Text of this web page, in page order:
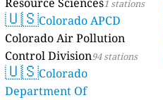
1 stations
🇺🇸Colorado APCD
Colorado Air Pollution
Control Division94 stations
🇺🇸Colorado
Department Of